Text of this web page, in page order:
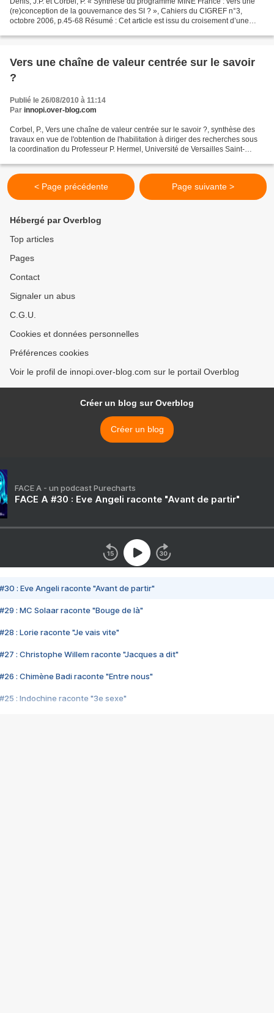
(re)conception de la gouvernance des SI ? », Cahiers du CIGREF n°3,
octobre 2006, p.45-68 Résumé : Cet article est issu du croisement d’une
Vers une chaîne de valeur centrée sur le savoir
?
Publié le 26/08/2010 à 11:14
Par innopi.over-blog.com
Corbel, P., Vers une chaîne de valeur centrée sur le savoir ?, synthèse des
travaux en vue de l'obtention de l'habilitation à diriger des recherches sous
la coordination du Professeur P. Hermel, Université de Versailles Saint-
< Page précédente Page suivante >
Hébergé par Overblog
Top articles
Pages
Contact
Signaler un abus
C.G.U.
Cookies et données personnelles
Préférences cookies
Voir le profil de innopi.over-blog.com sur le portail Overblog
Créer un blog sur Overblog
Créer un blog
FACE A - un podcast Purecharts
FACE A #30 : Eve Angeli raconte "Avant de partir"
#30 : Eve Angeli raconte "Avant de partir"
#29 : MC Solaar raconte "Bouge de là"
#28 : Lorie raconte "Je vais vite"
#27 : Christophe Willem raconte "Jacques a dit"
#26 : Chimène Badi raconte "Entre nous"
#25 : Indochine raconte "3e sexe"